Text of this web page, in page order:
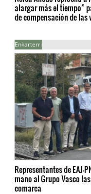
alargar más el tiempo”
de compensación de
Enkarterri
Representantes de EAJ-
mano al Grupo Vasco
comarca